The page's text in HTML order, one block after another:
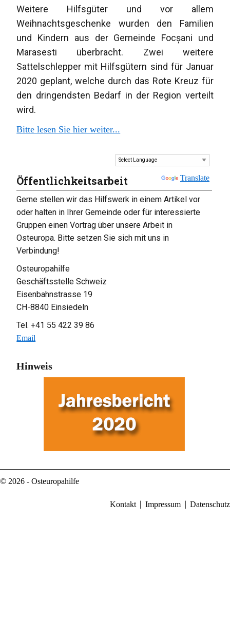
Weitere Hilfsgüter und vor allem
Weihnachtsgeschenke wurden den Familien
und Kindern aus der Gemeinde Focșani und
Marasesti überbracht. Zwei weitere
Sattelschlepper mit Hilfsgütern sind für Januar
2020 geplant, welche durch das Rote Kreuz für
den dringendsten Bedarf in der Region verteilt
wird.
Bitte lesen Sie hier weiter...
Powered by Translate
Öffentlichkeitsarbeit
Gerne stellen wir das Hilfswerk in einem Artikel vor
oder halten in Ihrer Gemeinde oder für interessierte
Gruppen einen Vortrag über unsere Arbeit in
Osteuropa. Bitte setzen Sie sich mit uns in
Verbindung!
Osteuropahilfe
Geschäftsstelle Schweiz
Eisenbahnstrasse 19
CH-8840 Einsiedeln
Tel. +41 55 422 39 86
Email
Hinweis
© 2026 - Osteuropahilfe
Kontakt Impressum Datenschutz